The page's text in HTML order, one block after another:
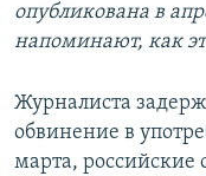
опубликована в
напоминают, как
Журналиста
обвинение в
марта, российские